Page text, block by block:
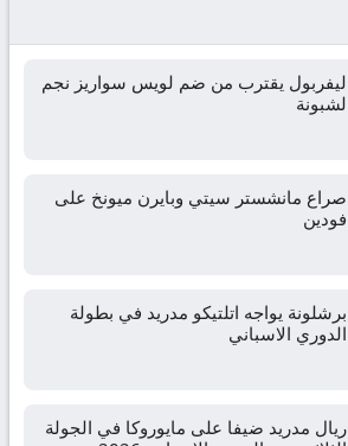
ليفربول يقترب من ضم لويس سواريز نجم
لشبونة
صراع مانشستر سيتي وبايرن ميونخ على
فودين
برشلونة يواجه اتلتيكو مدريد في بطولة
الدوري الاسباني
ريال مدريد ضيفا على مايوروكا في الجولة